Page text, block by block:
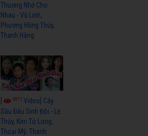
Thương Nhớ Cho
Nhau - Vũ Linh,
Phương Hồng Thủy,
Thanh Hằng
3871Video] Cây
Sầu Đâu Sinh Đôi - Lệ
Thủy, Kim Tử Long,
Thoại Mỹ, Thanh